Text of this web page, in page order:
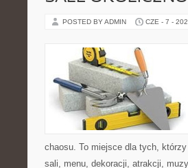
POSTED BY ADMIN CZE - 7 -
chaosu. To miejsce dla tych,
sali, menu, dekoracji, atrakcji,